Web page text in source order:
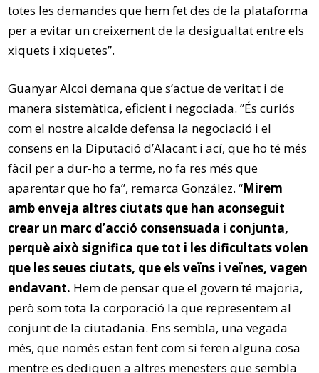
totes les demandes que hem fet des de la plataforma
per a evitar un creixement de la desigualtat entre els
xiquets i xiquetes”.
Guanyar Alcoi demana que s’actue de veritat i de
manera sistemàtica, eficient i negociada. ”És curiós
com el nostre alcalde defensa la negociació i el
consens en la Diputació d’Alacant i ací, que ho té més
fàcil per a dur-ho a terme, no fa res més que
aparentar que ho fa”, remarca González. “Mirem
amb enveja altres ciutats que han aconseguit
crear un marc d’acció consensuada i conjunta,
perquè això significa que tot i les dificultats volen
que les seues ciutats, que els veïns i veïnes, vagen
endavant. Hem de pensar que el govern té majoria,
però som tota la corporació la que representem al
conjunt de la ciutadania. Ens sembla, una vegada
més, que només estan fent com si feren alguna cosa
mentre es dediquen a altres menesters que sembla